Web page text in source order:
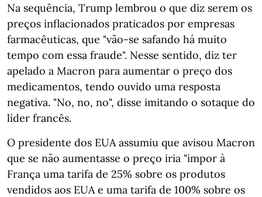
Na sequência, Trump lembrou o que diz serem os
preços inflacionados praticados por empresas
farmacêuticas, que "vão-se safando há muito
tempo com essa fraude". Nesse sentido, diz ter
apelado a Macron para aumentar o preço dos
medicamentos, tendo ouvido uma resposta
negativa. "No, no, no", disse imitando o sotaque do
líder francês.
O presidente dos EUA assumiu que avisou Macron
que se não aumentasse o preço iria "impor à
França uma tarifa de 25% sobre os produtos
vendidos aos EUA e uma tarifa de 100% sobre os